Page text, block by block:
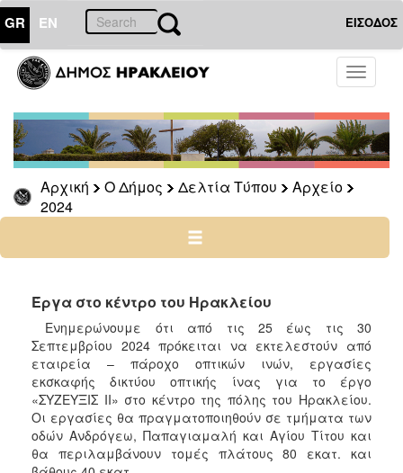
GR EN ΕΙΣΟΔΟΣ
Toggle
Αρχική Ο Δήμος Δελτία Τύπου
Αρχείο
2024
ΔΗΜΟΣ
Δελτία
Τύπου
Αρχείο
2026
2025
2022
2021
2020
2019
2018
2017
2016
Έργα στο κέντρο του Ηρακλείου
Ενημερώνουμε ότι από τις 25 έως τις 30
Σεπτεμβρίου 2024 πρόκειται να εκτελεστούν από
εταιρεία – πάροχο οπτικών ινών, εργασίες
εκσκαφής δικτύου οπτικής ίνας για το έργο
«ΣΥΖΕΥΞΙΣ ΙΙ» στο κέντρο της πόλης του Ηρακλείου.
Οι εργασίες θα πραγματοποιηθούν σε τμήματα των
οδών Ανδρόγεω, Παπαγιαμαλή και Αγίου Τίτου και
θα περιλαμβάνουν τομές πλάτους 80 εκατ. και